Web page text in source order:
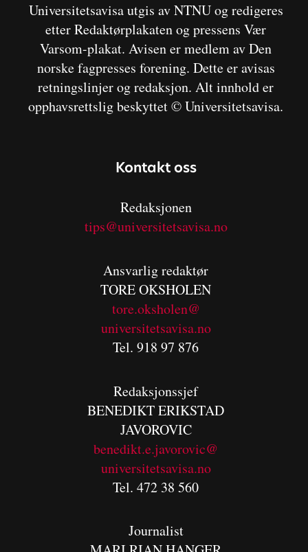
Universitetsavisa utgis av NTNU og redigeres
etter Redaktørplakaten og pressens Vær
Varsom-plakat. Avisen er medlem av Den
norske fagpresses forening. Dette er avisas
retningslinjer og redaksjon. Alt innhold er
opphavsrettslig beskyttet © Universitetsavisa.
Kontakt oss
Redaksjonen
tips@universitetsavisa.no
Ansvarlig redaktør
TORE OKSHOLEN
tore.oksholen@
universitetsavisa.no
Tel. 918 97 876
Redaksjonssjef
BENEDIKTERIKSTAD
JAVOROVIC
benedikt.e.javorovic@
universitetsavisa.no
Tel. 472 38 560
Journalist